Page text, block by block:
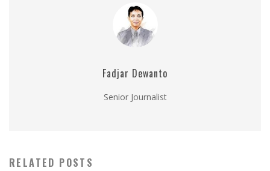
Fadjar Dewanto
Senior Journalist
RELATED POSTS